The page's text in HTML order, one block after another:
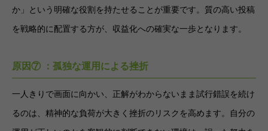
か」という明確な役割を持たせることが重要です。質の高い投稿
を戦略的に配置する方が、収益化への確実な一歩となります。
原因⑦ ：孤独な運用による挫折
一人きりで画面に向かい、正解がわからないまま試行錯誤を続け
るのは、精神的な負荷が大きく挫折のリスクを高めます。自分の